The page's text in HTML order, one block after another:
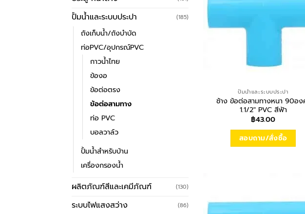
ปั้มน้ำและระบบประปา (185)
ถังเก็บน้ำ/ถังบำบัด
ท่อPVC/อุปกรณ์PVC
กาวน้ำไทย
ข้องอ
ข้อต่อตรง
ข้อต่อสามทาง
ท่อ PVC
บอลวาล์ว
ปั้มน้ำสำหรับบ้าน
เครื่องกรองน้ำ
ผลิตภัณฑ์สีและเคมีภัณฑ์ (130)
ระบบไฟแสงสว่าง (86)
ปั้มน้ำและระบบประปา
ช้าง ข้อต่อสามทางหนา 90อง
1.1/2″ PVC สีฟ้า
฿43.00
สอบถาม/สั่งซื้อ